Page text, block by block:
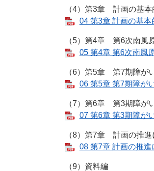
（4）第3章 計画の基本
04 第3章 計画の基
（5）第4章 第6次南風
05 第4章 第6次南風
（6）第5章 第7期障が
06 第5章 第7期障が
（7）第6章 第3期障が
07 第6章 第3期障が
（8）第7章 計画の推進
08 第7章 計画の推
（9）資料編